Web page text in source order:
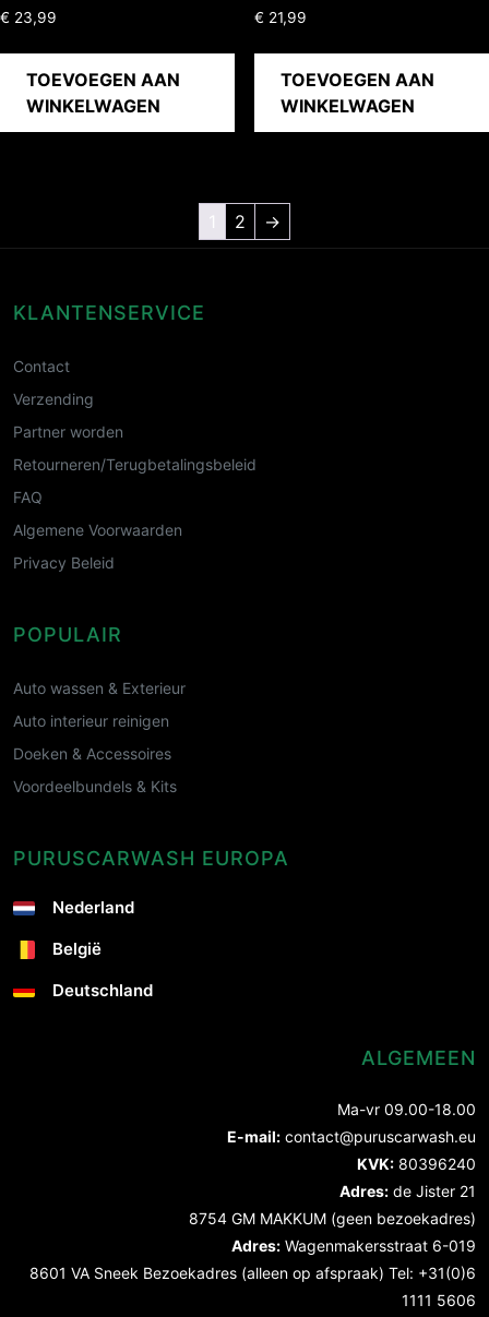
€ 23,99
TOEVOEGEN AAN
WINKELWAGEN
€ 21,99
TOEVOEGEN AAN
WINKELWAGEN
1 2 →
KLANTENSERVICE
Contact
Verzending
Partner worden
Retourneren/Terugbetalingsbeleid
FAQ
Algemene Voorwaarden
Privacy Beleid
POPULAIR
Auto wassen & Exterieur
Auto interieur reinigen
Doeken & Accessoires
Voordeelbundels & Kits
PURUSCARWASH EUROPA
Nederland
België
Deutschland
ALGEMEEN
Ma-vr 09.00-18.00
E-mail: contact@puruscarwash.eu
KVK: 80396240
Adres: de Jister 21
8754 GM MAKKUM (geen bezoekadres)
Adres: Wagenmakersstraat 6-019
8601 VA Sneek Bezoekadres (alleen op afspraak) Tel: +31(0)6
1111 5606